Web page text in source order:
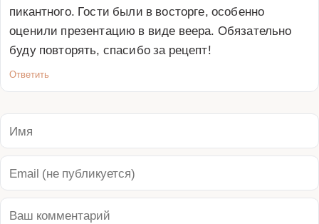
пикантного. Гости были в восторге, особенно
оценили презентацию в виде веера. Обязательно
буду повторять, спасибо за рецепт!
Ответить